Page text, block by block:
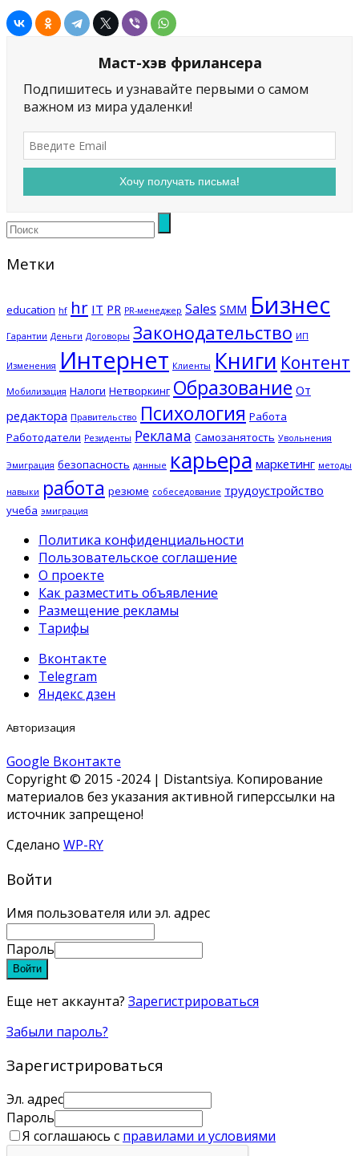
Маст-хэв фрилансера
Подпишитесь и узнавайте первыми о самом
важном из мира удаленки!
Метки
education hf hr IT PR PR-менеджер Sales SMM Бизнес
Гарантии Деньги Договоры Законодательство ИП
Изменения Интернет Клиенты Книги Контент
Мобилизация Налоги Нетворкинг Образование От
редактора Правительство Психология Работа
Работодатели Резиденты Реклама Самозанятость Увольнения
Эмиграция безопасность данные карьера маркетинг методы
навыки работа резюме собеседование трудоустройство
учеба эмиграция
Политика конфиденциальности
Пользовательское соглашение
О проекте
Как разместить объявление
Размещение рекламы
Тарифы
Вконтакте
Telegram
Яндекс дзен
Авторизация
Google Вконтакте
Copyright © 2015 -2024 | Distantsiya. Копирование
материалов без указания активной гиперссылки на
источник запрещено!
Сделано WP-RY
Войти
Имя пользователя или эл. адрес
Пароль
Войти
Еще нет аккаунта? Зарегистрироваться
Забыли пароль?
Зарегистрироваться
Эл. адрес
Пароль
Я соглашаюсь с правилами и условиями